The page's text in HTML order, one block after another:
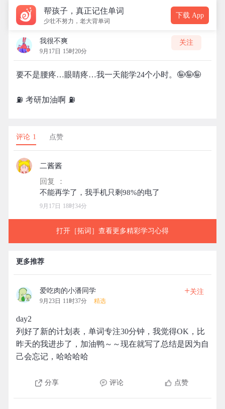
帮孩子，真正记住单词
少壮不努力，老大背单词
下载 App
我很不爽
9月17日 15时20分
关注
要不是腰疼…眼睛疼…我一天能学24个小时。🤪🤪🤪
⛽️ 考研加油啊 ⛽️
评论 1 点赞
二酱酱
回复 ：
9月17日 18时34分
打开［拓词］查看更多精彩学习心得
更多推荐
爱吃肉的小潘同学
9月23日 11时37分 精选
+关注
day2
列好了新的计划表，单词专注30分钟，我觉得OK，比
昨天的我进步了，加油鸭～～现在就写了总结是因为自
己会忘记，哈哈哈哈
分享 评论 点赞